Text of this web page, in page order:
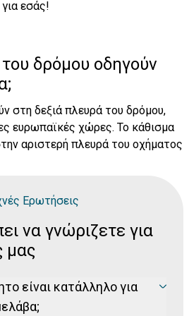
εσάς!
δρόμου οδηγούν
στη δεξιά πλευρά του δρόμου,
ευρωπαϊκές χώρες. Το κάθισμα
αριστερή πλευρά του οχήματος
Ερωτήσεις
να γνώριζετε για
μας
είναι κατάλληλο για